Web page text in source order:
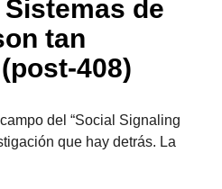
de
tan
408)
del “Social Signaling
que hay detrás. La